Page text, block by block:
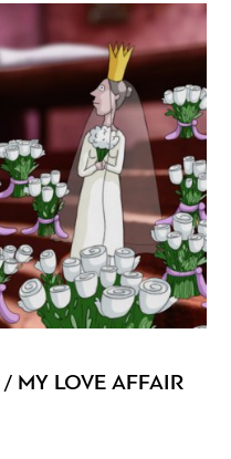
MY LOVE AFFAIR